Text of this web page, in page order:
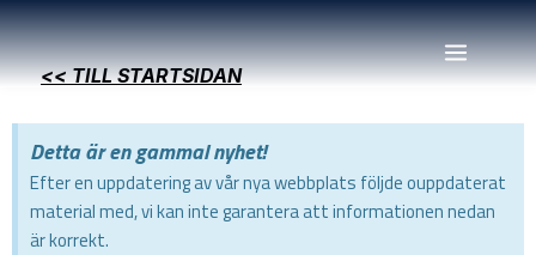
<< TILL STARTSIDAN
Detta är en gammal nyhet!
Efter en uppdatering av vår nya webbplats följde ouppdaterat
material med, vi kan inte garantera att informationen nedan
är korrekt.